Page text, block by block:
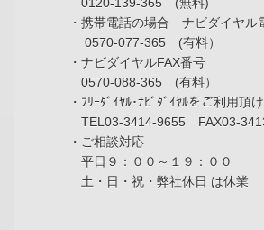
0120-139-365 (無料)
・携帯電話の場合 ナビダイヤル
0570-077-365 (有料）
・ナビダイヤルFAX番号
0570-088-365 (有料）
・ﾌﾘｰﾀﾞｲﾔﾙ･ﾅﾋﾞﾀﾞｲﾔﾙをご利用頂
TEL03-3414-9655 FAX03-
・ご相談対応
平日９：００～１９：００
土・日・祝・弊社休日 は休業